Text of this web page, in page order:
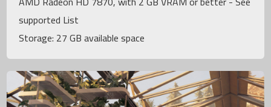
supported List
Storage: 27 GB available space